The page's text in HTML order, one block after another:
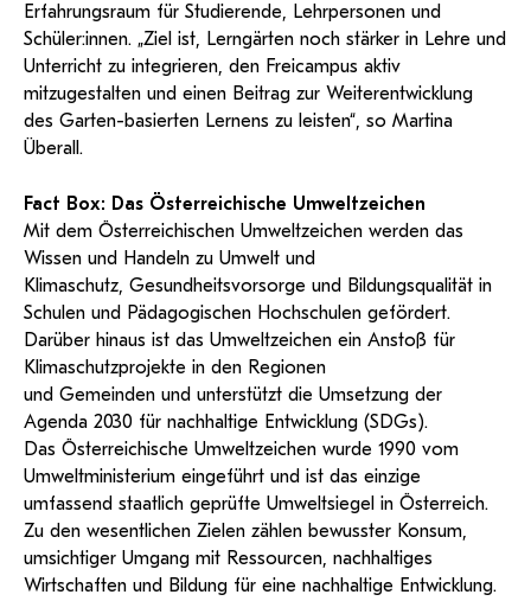
Erfahrungsraum für Studierende, Lehrpersonen und
Schüler:innen. „Ziel ist, Lerngärten noch stärker in Lehre und
Unterricht zu integrieren, den Freicampus aktiv
mitzugestalten und einen Beitrag zur Weiterentwicklung
des Garten-basierten Lernens zu leisten“, so Martina
Überall.
Fact Box: Das Österreichische Umweltzeichen
Mit dem Österreichischen Umweltzeichen werden das
Wissen und Handeln zu Umwelt und
Klimaschutz, Gesundheitsvorsorge und Bildungsqualität in
Schulen und Pädagogischen Hochschulen gefördert.
Darüber hinaus ist das Umweltzeichen ein Anstoß für
Klimaschutzprojekte in den Regionen
und Gemeinden und unterstützt die Umsetzung der
Agenda 2030 für nachhaltige Entwicklung (SDGs).
Das Österreichische Umweltzeichen wurde 1990 vom
Umweltministerium eingeführt und ist das einzige
umfassend staatlich geprüfte Umweltsiegel in Österreich.
Zu den wesentlichen Zielen zählen bewusster Konsum,
umsichtiger Umgang mit Ressourcen, nachhaltiges
Wirtschaften und Bildung für eine nachhaltige Entwicklung.